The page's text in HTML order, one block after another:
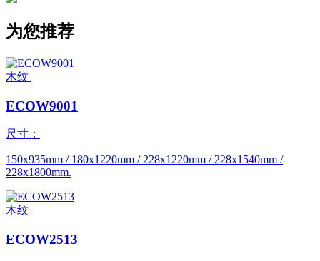
为您推荐
木纹
ECOW9001
尺寸：
150x935mm / 180x1220mm / 228x1220mm / 228x1540mm /
228x1800mm.
木纹
ECOW2513